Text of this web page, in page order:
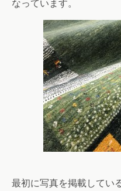
なっています。
最初に写真を掲載してい